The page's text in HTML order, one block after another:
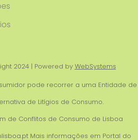
2024 | Powered by WebSystems
pode recorrer a uma Entidade de
de Litígios de Consumo.
de Conflitos de Consumo de Lisboa
Mais informações em Portal do